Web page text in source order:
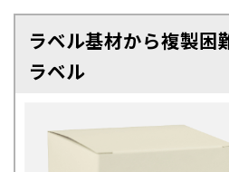
ラベル基材から複製困
ラベル